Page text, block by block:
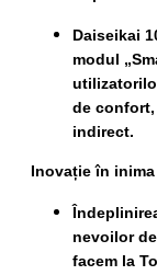
Daiseikai
modul
de
indirect.
Inovație în
nevoilor
facem la